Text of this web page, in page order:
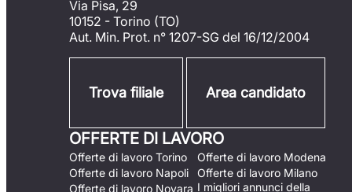
Via Pisa, 29
10152 - Torino (TO)
Aut. Min. Prot. n° 1207-SG del 16/12/2004
Trova filiale Area candidato
OFFERTE DI LAVORO
Offerte di lavoro Torino
Offerte di lavoro Napoli
Offerte di lavoro Novara
Offerte di lavoro Modena
Offerte di lavoro Milano
I migliori annunci della